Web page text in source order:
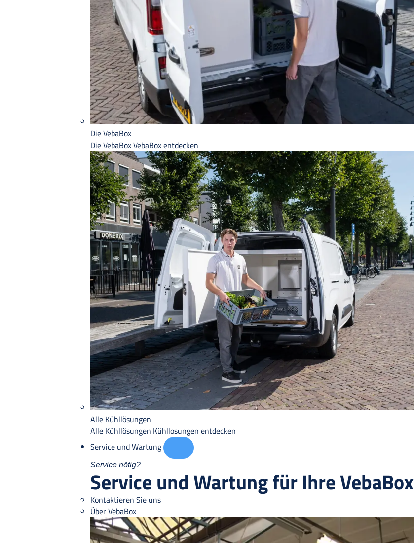
Die VebaBox
Die VebaBoxVebaBox entdecken
Alle Kühllösungen
Alle Kühllösungen Kühllosungen entdecken
Service und Wartung
Service nötig?
Service und Wartung für Ihre VebaBox
Kontaktieren Sie uns
Über VebaBox